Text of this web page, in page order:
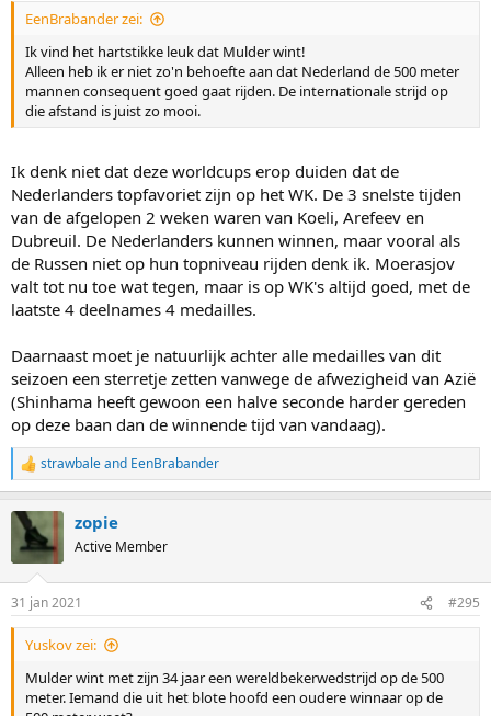
EenBrabander zei:
Ik vind het hartstikke leuk dat Mulder wint!
Alleen heb ik er niet zo'n behoefte aan dat Nederland de 500 meter
mannen consequent goed gaat rijden. De internationale strijd op
die afstand is juist zo mooi.
Ik denk niet dat deze worldcups erop duiden dat de
Nederlanders topfavoriet zijn op het WK. De 3 snelste tijden
van de afgelopen 2 weken waren van Koeli, Arefeev en
Dubreuil. De Nederlanders kunnen winnen, maar vooral als
de Russen niet op hun topniveau rijden denk ik. Moerasjov
valt tot nu toe wat tegen, maar is op WK's altijd goed, met de
laatste 4 deelnames 4 medailles.
Daarnaast moet je natuurlijk achter alle medailles van dit
seizoen een sterretje zetten vanwege de afwezigheid van Azië
(Shinhama heeft gewoon een halve seconde harder gereden
op deze baan dan de winnende tijd van vandaag).
R
e
c
i
s
:
strawbaleand EenBrabander
zopie
Active Member
31 jan 2021 #295
Yuskov zei:
Mulder wint met zijn 34 jaar een wereldbekerwedstrijd op de 500
meter. Iemand die uit het blote hoofd een oudere winnaar op de